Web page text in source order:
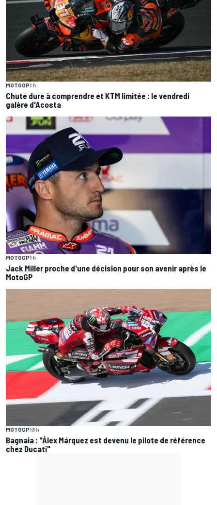
MOTOGP1 h
Chute dure à comprendre et KTM limitée : le vendredi
galère d'Acosta
MOTOGP1 h
Jack Miller proche d'une décision pour son avenir après le
MotoGP
MOTOGP13 h
Bagnaia : "Álex Márquez est devenu le pilote de référence
chez Ducati"